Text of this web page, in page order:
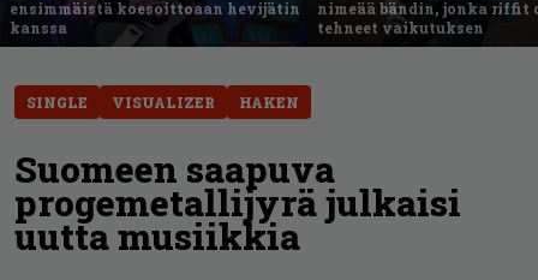
ensimmäistä koesoittoaan hevijätin
kanssa
nimeää bändin, jonka riffit
tehneet vaikutuksen
SINGLE VISUALIZER HAKEN
Suomeen saapuva
progemetallijyrä julkaisi
uutta musiikkia